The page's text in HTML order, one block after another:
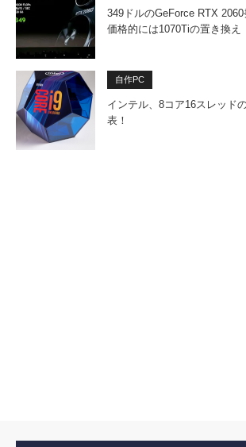
349ドルのGeForce RTX
価格的には1070Tiの置き換え
自作PC
インテル、8コア16スレッド
表！